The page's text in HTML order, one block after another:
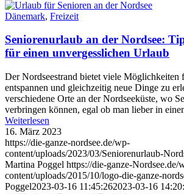
Dänemark, Freizeit
Seniorenurlaub an der Nordsee:
für einen unvergesslichen Urlaub
Der Nordseestrand bietet viele Möglichkeiten
entspannen und gleichzeitig neue Dinge zu
verschiedene Orte an der Nordseeküste, wo
verbringen können, egal ob man lieber in
Weiterlesen
16. März 2023
https://die-ganze-nordsee.de/wp-
content/uploads/2023/03/Seniorenurlaub-
Martina Poggel https://die-ganze-Nordsee.de/
content/uploads/2015/10/logo-die-ganze-
Poggel2023-03-16 11:45:262023-03-16